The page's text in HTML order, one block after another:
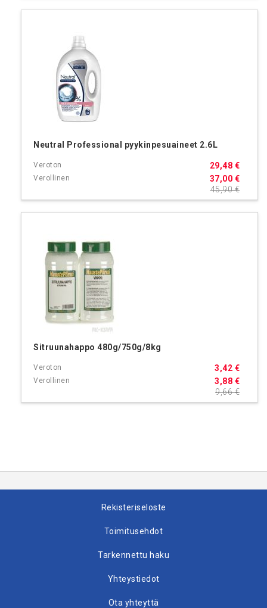
Neutral Professional pyykinpesuaineet 2.6L
37,00 €
29,48 €
45,90 €
Sitruunahappo 480g/750g/8kg
3,88 €
3,42 €
9,66 €
Rekisteriseloste
Toimitusehdot
Tarkennettu haku
Yhteystiedot
Ota yhteyttä